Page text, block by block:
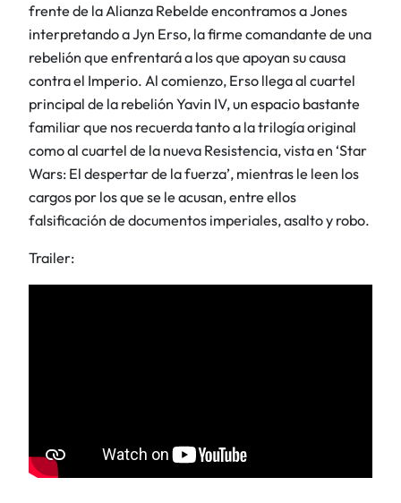
frente de la Alianza Rebelde encontramos a Jones
interpretando a Jyn Erso, la firme comandante de una
rebelión que enfrentará a los que apoyan su causa
contra el Imperio. Al comienzo, Erso llega al cuartel
principal de la rebelión Yavin IV, un espacio bastante
familiar que nos recuerda tanto a la trilogía original
como al cuartel de la nueva Resistencia, vista en ‘Star
Wars: El despertar de la fuerza’, mientras le leen los
cargos por los que se le acusan, entre ellos
falsificación de documentos imperiales, asalto y robo.
Trailer: